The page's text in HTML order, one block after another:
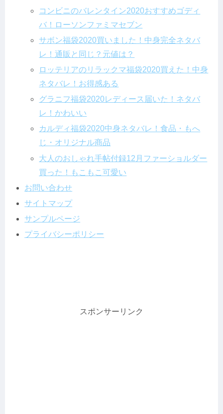
コンビニのバレンタイン2020おすすめゴディ
バ！ローソンファミマセブン
サボン福袋2020買いました！中身完全ネタバ
レ！通販と同じ？元値は？
ロッテリアのリラックマ福袋2020買えた！中身
ネタバレ！お得感ある
グラニフ福袋2020レディース届いた！ネタバ
レ！かわいい
カルディ福袋2020中身ネタバレ！食品・もへ
じ・オリジナル商品
大人のおしゃれ手帖付録12月ファーショルダー
買った！もこもこ可愛い
お問い合わせ
サイトマップ
サンプルページ
プライバシーポリシー
スポンサーリンク